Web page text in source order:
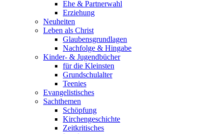
Ehe & Partnerwahl
Erziehung
Neuheiten
Leben als Christ
Glaubensgrundlagen
Nachfolge & Hingabe
Kinder- & Jugendbücher
für die Kleinsten
Grundschulalter
Teenies
Evangelistisches
Sachthemen
Schöpfung
Kirchengeschichte
Zeitkritisches